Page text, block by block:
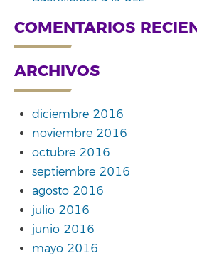
COMENTARIOS
ARCHIVOS
diciembre 2016
noviembre 2016
octubre 2016
septiembre 2016
agosto 2016
julio 2016
junio 2016
mayo 2016